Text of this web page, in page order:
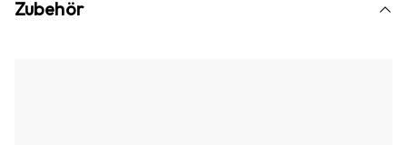
Zubehör